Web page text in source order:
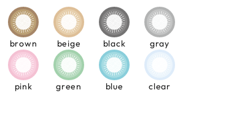
brown beige black gray
pink green blue clear